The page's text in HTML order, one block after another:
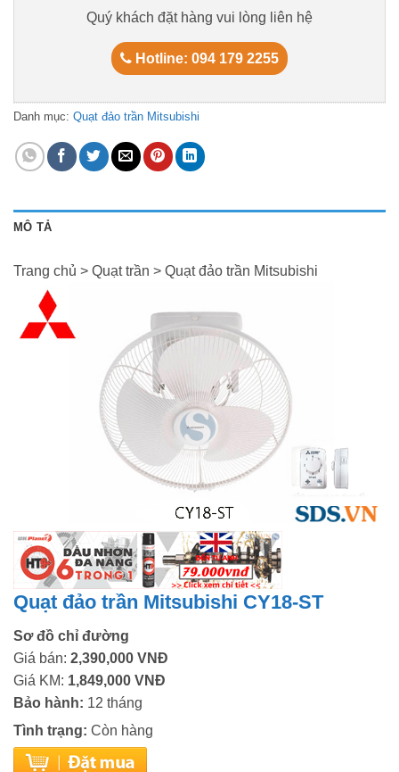
Quý khách đặt hàng vui lòng liên hệ
Hotline: 094 179 2255
Danh mục: Quạt đảo trần Mitsubishi
MÔ TẢ
Trang chủ > Quạt trần > Quạt đảo trần Mitsubishi
Quạt đảo trần Mitsubishi CY18-ST
Sơ đồ chỉ đường
Giá bán: 2,390,000 VNĐ
Giá KM: 1,849,000 VNĐ
Bảo hành: 12 tháng
Tình trạng: Còn hàng